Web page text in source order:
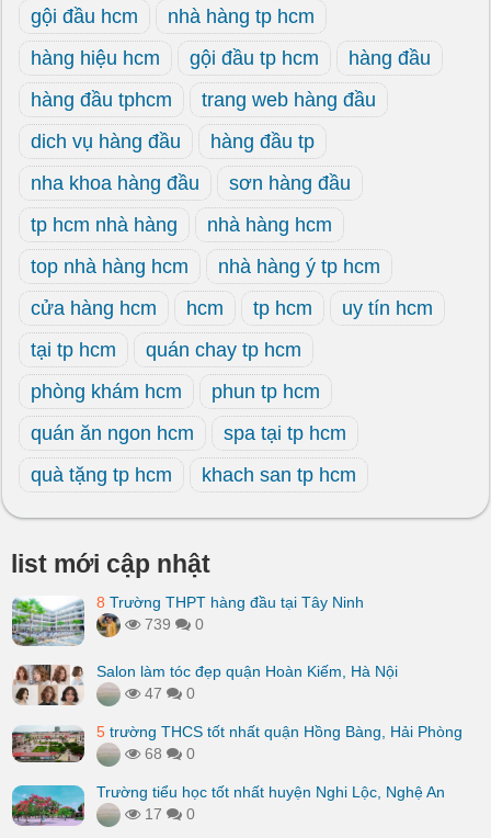
gội đầu hcm
nhà hàng tp hcm
hàng hiệu hcm
gội đầu tp hcm
hàng đầu
hàng đầu tphcm
trang web hàng đầu
dich vụ hàng đầu
hàng đầu tp
nha khoa hàng đầu
sơn hàng đầu
tp hcm nhà hàng
nhà hàng hcm
top nhà hàng hcm
nhà hàng ý tp hcm
cửa hàng hcm
hcm tp hcm
uy tín hcm
tại tp hcm
quán chay tp hcm
phòng khám hcm
phun tp hcm
quán ăn ngon hcm
spa tại tp hcm
quà tặng tp hcm
khach san tp hcm
list mới cập nhật
8 Trường THPT hàng đầu tại Tây Ninh
739
0
Salon làm tóc đẹp quận Hoàn Kiếm, Hà Nội
47
0
5 trường THCS tốt nhất quận Hồng Bàng, Hải Phòng
68
0
Trường tiểu học tốt nhất huyện Nghi Lộc, Nghệ An
17
0